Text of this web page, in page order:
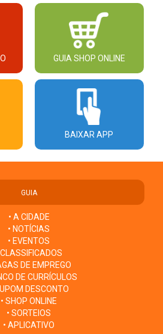
GUIA SHOP ONLINE
BAIXAR APP
GUIA
• A CIDADE
• NOTÍCIAS
• EVENTOS
CLASSIFICADOS
DE EMPREGO
DE CURRÍCULOS
DESCONTO
• SHOP ONLINE
• SORTEIOS
• APLICATIVO